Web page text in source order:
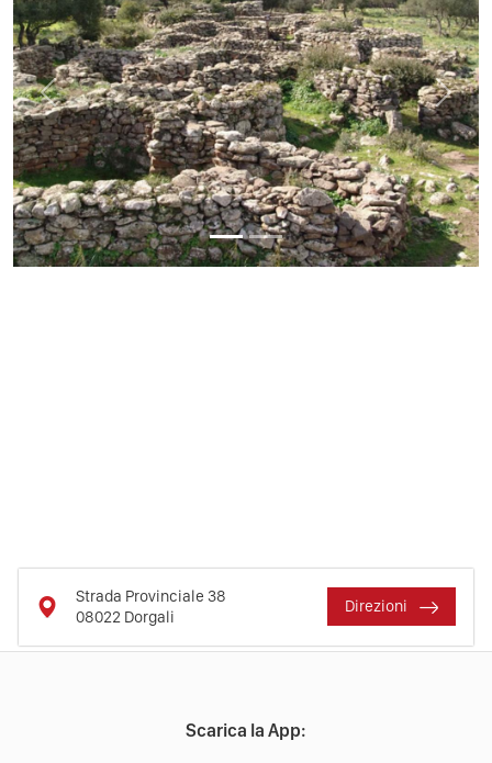
Previous Next
Strada Provinciale 38
08022 Dorgali
Direzioni
Scarica la App: